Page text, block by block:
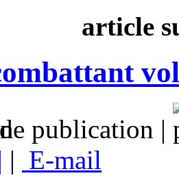
article
publication |
| E-mail